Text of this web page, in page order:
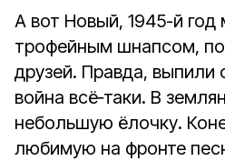
А вот Новый, 1945-й
трофейным шнапсом,
друзей. Правда, выпили
война всё‑таки. В
небольшую ёлочку.
любимую на фронте